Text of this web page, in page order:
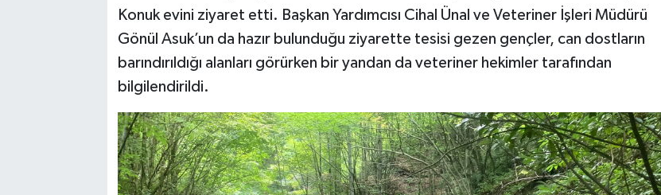
Konuk evini ziyaret etti. Başkan Yardımcısı Cihal Ünal ve Veteriner İşleri Müdürü
Gönül Asuk’un da hazır bulunduğu ziyarette tesisi gezen gençler, can dostların
barındırıldığı alanları görürken bir yandan da veteriner hekimler tarafından
bilgilendirildi.